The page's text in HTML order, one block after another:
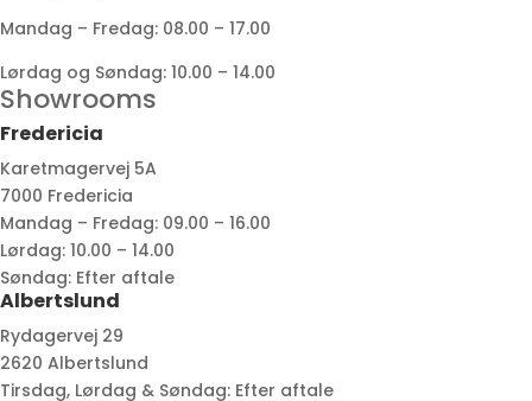
Mandag – Fredag: 08.00 – 17.00
Lørdag og Søndag: 10.00 – 14.00
Showrooms
Fredericia
Karetmagervej 5A
7000 Fredericia
Mandag – Fredag: 09.00 – 16.00
Lørdag: 10.00 – 14.00
Søndag: Efter aftale
Albertslund
Rydagervej 29
2620 Albertslund
Tirsdag, Lørdag & Søndag: Efter aftale